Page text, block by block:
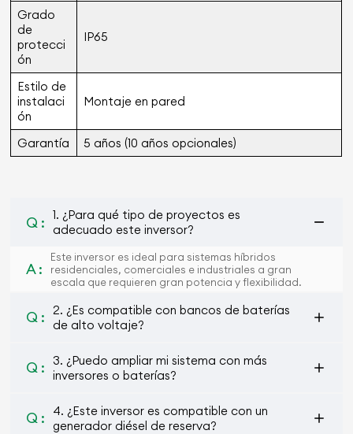
Grado
de
protecci
ón
IP65
Estilo de
instalaci
ón
Montaje en pared
Garantía 5 años (10 años opcionales)
Q :
1. ¿Para qué tipo de proyectos es
adecuado este inversor?
A :
Este inversor es ideal para sistemas híbridos
residenciales, comerciales e industriales a gran
escala que requieren gran potencia y flexibilidad.
Q :
2. ¿Es compatible con bancos de baterías
de alto voltaje?
Q :
3. ¿Puedo ampliar mi sistema con más
inversores o baterías?
Q :
4. ¿Este inversor es compatible con un
generador diésel de reserva?